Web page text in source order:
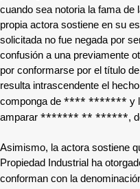
cuando sea notoria la fama de
propia actora sostiene en su
solicitada no fue negada por
confusión a una previamente
por conformarse por el título
resulta intrascendente el
componga de **** ******* y
amparar ******* ** ******,
Asimismo, la actora sostiene
Propiedad Industrial ha
conforman con la